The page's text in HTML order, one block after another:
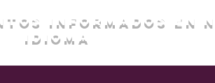
INFORMADOS EN
IDIOMA